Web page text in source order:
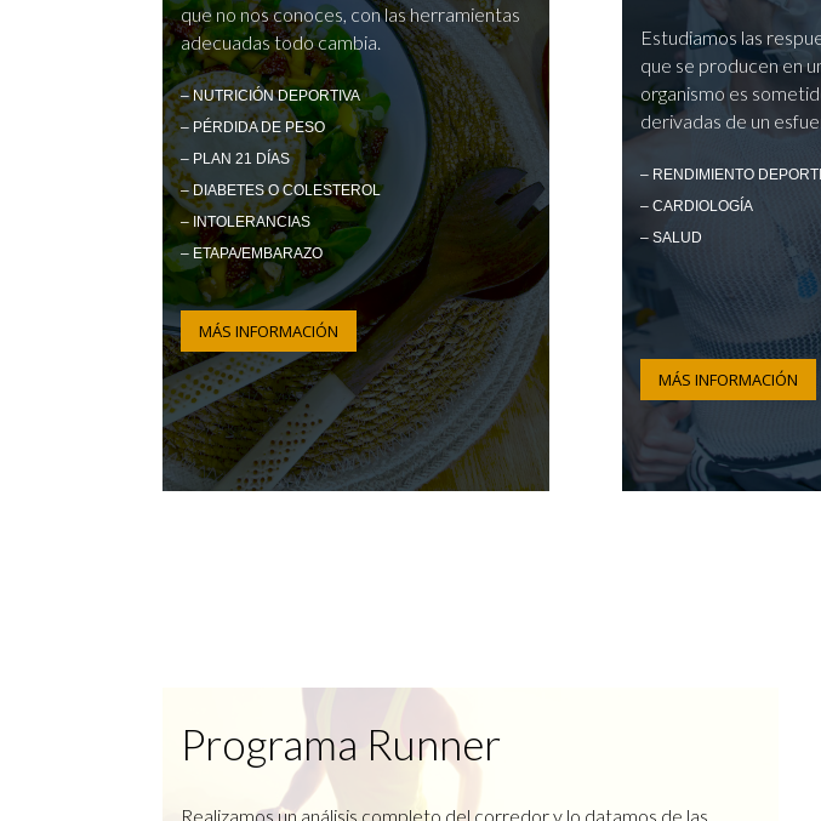
que no nos conoces, con las herramientas
adecuadas todo cambia.
– NUTRICIÓN DEPORTIVA
– PÉRDIDA DE PESO
– PLAN 21 DÍAS
– DIABETES O COLESTEROL
– INTOLERANCIAS
– ETAPA/EMBARAZO
MÁS INFORMACIÓN
Estudiamos las
que se producen en
organismo es
derivadas de un
– RENDIMIENTO
– CARDIOLOGÍA
– SALUD
MÁS INFORMACIÓN
Programa Runner
Realizamos un análisis completo del corredor y lo datamos de las